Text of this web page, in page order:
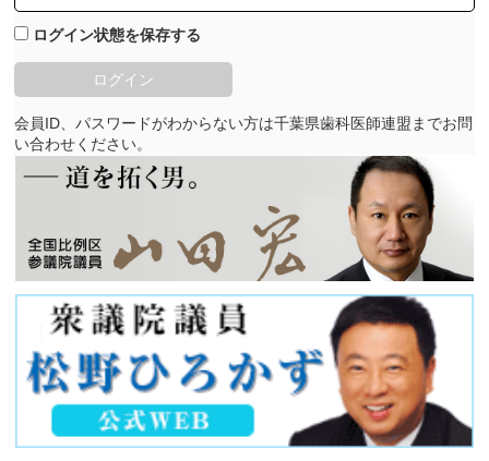
ログイン状態を保存する
会員ID、パスワードがわからない方は千葉県歯科医師連盟までお問
い合わせください。